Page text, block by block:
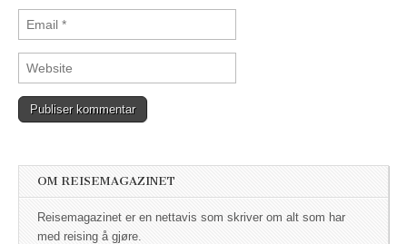
OM REISEMAGAZINET
Reisemagazinet er en nettavis som skriver om alt som har
med reising å gjøre.